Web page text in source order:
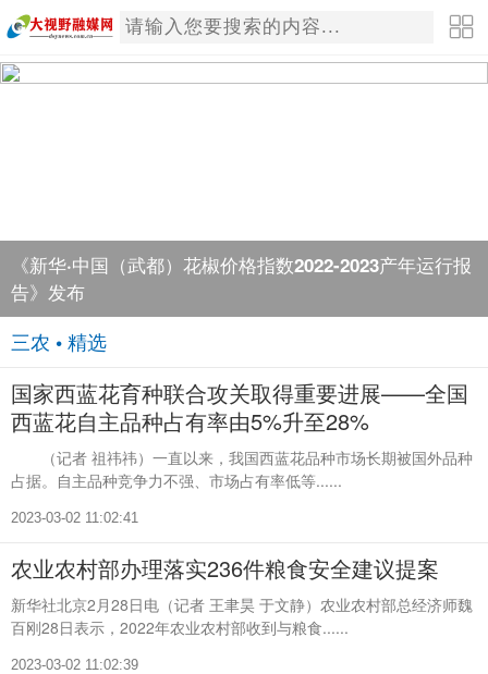
《新华·中国（武都）花椒价格指数2022-2023产年运行报
告》发布
三农 • 精选
国家西蓝花育种联合攻关取得重要进展——全国
西蓝花自主品种占有率由5%升至28%
（记者 祖祎祎）一直以来，我国西蓝花品种市场长期被国外品种
占据。自主品种竞争力不强、市场占有率低等......
2023-03-02 11:02:41
农业农村部办理落实236件粮食安全建议提案
新华社北京2月28日电（记者 王聿昊 于文静）农业农村部总经济师魏
百刚28日表示，2022年农业农村部收到与粮食......
2023-03-02 11:02:39